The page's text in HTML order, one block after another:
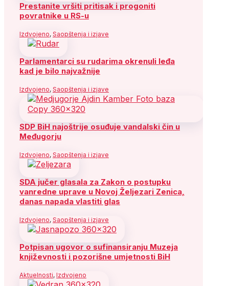
Prestanite vršiti pritisak i progoniti
povratnike u RS-u
Izdvojeno, Saopštenja i izjave
Parlamentarci su rudarima okrenuli leđa
kad je bilo najvažnije
Izdvojeno, Saopštenja i izjave
SDP BiH najoštrije osuđuje vandalski čin u
Međugorju
Izdvojeno, Saopštenja i izjave
SDA jučer glasala za Zakon o postupku
vanredne uprave u Novoj Željezari Zenica,
danas napada vlastiti glas
Izdvojeno, Saopštenja i izjave
Potpisan ugovor o sufinansiranju Muzeja
književnosti i pozorišne umjetnosti BiH
Aktuelnosti, Izdvojeno